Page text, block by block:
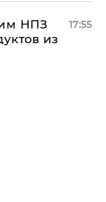
НПЗ
из
17:55